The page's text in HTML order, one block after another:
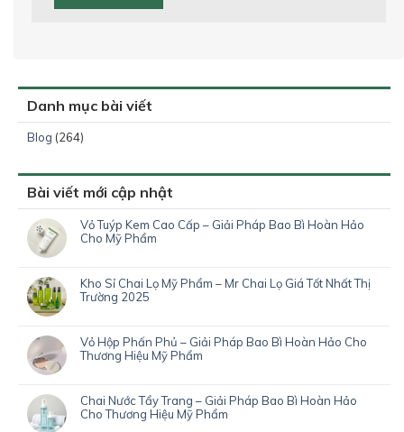
Danh mục bài viết
Blog (264)
Bài viết mới cập nhật
Vỏ Tuýp Kem Cao Cấp – Giải Pháp Bao Bì Hoàn Hảo
Cho Mỹ Phẩm
Kho Sỉ Chai Lọ Mỹ Phẩm – Mr Chai Lọ Giá Tốt Nhất Thị
Trường 2025
Vỏ Hộp Phấn Phủ – Giải Pháp Bao Bì Hoàn Hảo Cho
Thương Hiệu Mỹ Phẩm
Chai Nước Tẩy Trang – Giải Pháp Bao Bì Hoàn Hảo
Cho Thương Hiệu Mỹ Phẩm